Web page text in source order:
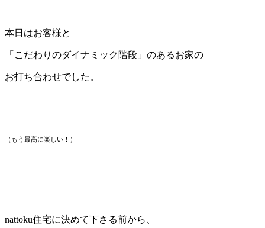
本日はお客様と
「こだわりのダイナミック階段」のあるお家の
お打ち合わせでした。
（もう最高に楽しい！）
nattoku住宅に決めて下さる前から、